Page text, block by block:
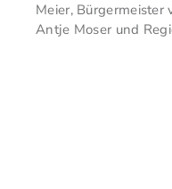
Meier, Bürgermeister
Antje Moser und